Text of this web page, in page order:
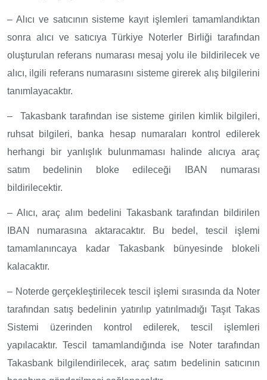
– Alıcı ve satıcının sisteme kayıt işlemleri tamamlandıktan
sonra alıcı ve satıcıya Türkiye Noterler Birliği tarafından
oluşturulan referans numarası mesaj yolu ile bildirilecek ve
alıcı, ilgili referans numarasını sisteme girerek alış bilgilerini
tanımlayacaktır.
– Takasbank tarafından ise sisteme girilen kimlik bilgileri,
ruhsat bilgileri, banka hesap numaraları kontrol edilerek
herhangi bir yanlışlık bulunmaması halinde alıcıya araç
satım bedelinin bloke edileceği IBAN numarası
bildirilecektir.
– Alıcı, araç alım bedelini Takasbank tarafından bildirilen
IBAN numarasına aktaracaktır. Bu bedel, tescil işlemi
tamamlanıncaya kadar Takasbank bünyesinde blokeli
kalacaktır.
– Noterde gerçekleştirilecek tescil işlemi sırasında da Noter
tarafından satış bedelinin yatırılıp yatırılmadığı Taşıt Takas
Sistemi üzerinden kontrol edilerek, tescil işlemleri
yapılacaktır. Tescil tamamlandığında ise Noter tarafından
Takasbank bilgilendirilecek, araç satım bedelinin satıcının